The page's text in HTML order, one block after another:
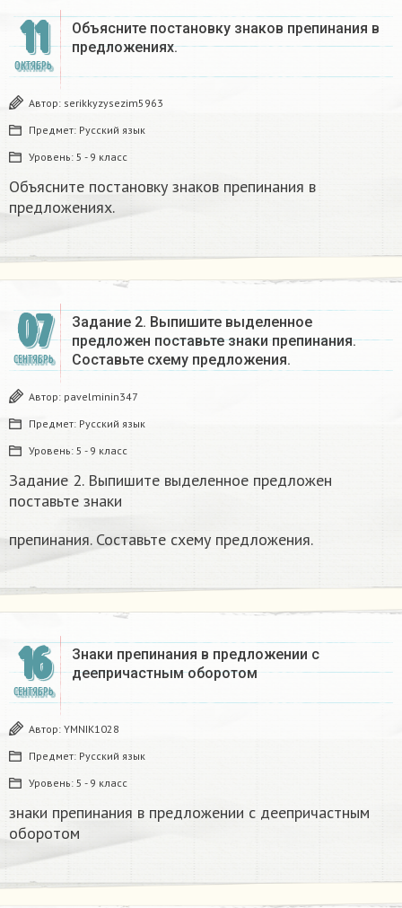
11
ОКТЯБРЬ
Объясните постановку знаков препинания в
предложениях.
Автор: serikkyzysezim5963
Предмет: Русский язык
Уровень: 5 - 9 класс
Объясните постановку знаков препинания в
предложениях.
07
СЕНТЯБРЬ
Задание 2. Выпишите выделенное
предложен поставьте знаки препинания.
Составьте схему предложения.
Автор: pavelminin347
Предмет: Русский язык
Уровень: 5 - 9 класс
Задание 2. Выпишите выделенное предложен
поставьте знаки
препинания. Составьте схему предложения.
16
СЕНТЯБРЬ
Знаки препинания в предложении с
деепричастным оборотом
Автор: YMNIK1028
Предмет: Русский язык
Уровень: 5 - 9 класс
знаки препинания в предложении с деепричастным
оборотом